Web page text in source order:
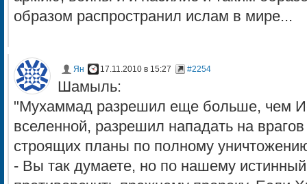
образом распространил ислам в мире...
Ян 17.11.2010 в 15:27 #2254
Шамыль:
"Мухаммад разрешил еще больше, чем
вселенной, разрешил нападать на
строящих планы по полному
- Вы так думаете, но по нашему